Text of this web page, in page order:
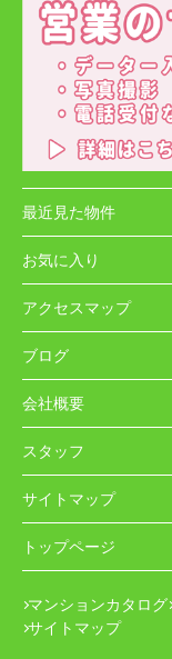
最近見た物件
お気に入り
アクセスマップ
ブログ
会社概要
スタッフ
サイトマップ
トップページ
マンションカタログ
サイトマップ